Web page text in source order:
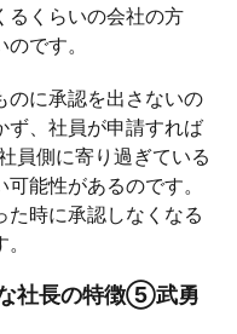
るくらいの会社の方
です。
のに承認を出さないの
ず、社員が申請すれば
員側に寄り過ぎている
能性があるのです。
時に承認しなくなる
社長の特徴⑤武勇